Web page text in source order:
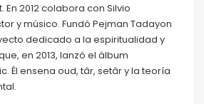
En 2012 colabora con Silvio
y músico. Fundó Pejman Tadayon
dedicado a la espiritualidad y
en 2013, lanzó el álbum
Él ensena oud, târ, setâr y la teoría